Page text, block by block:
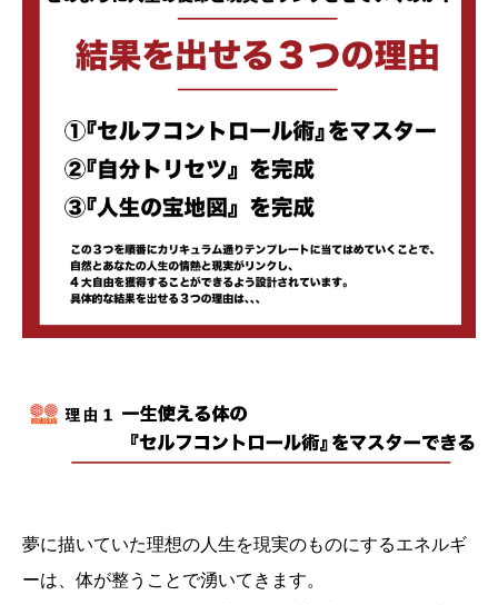
夢に描いていた理想の人生を現実のものにするエネルギ
ーは、体が整うことで湧いてきます。